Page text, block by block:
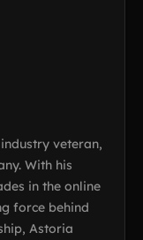
veteran,
With his
in the online
force behind
Astoria